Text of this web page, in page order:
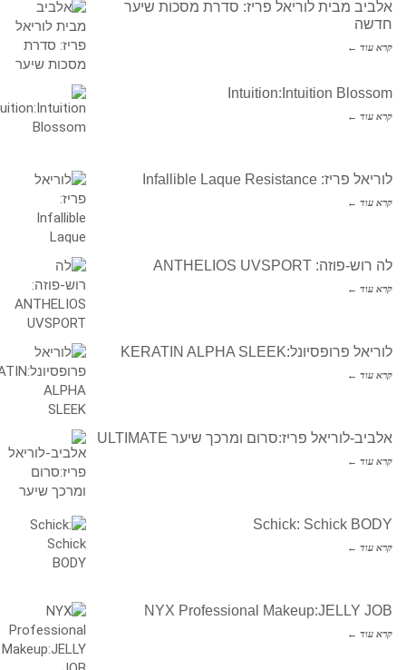
אלביב מבית לוריאל פריז: סדרת מסכות שיער
חדשה
קרא עוד ←
Intuition:Intuition Blossom
קרא עוד ←
לוריאל פריז: Infallible Laque Resistance
קרא עוד ←
לה רוש-פוזה: ANTHELIOS UVSPORT
קרא עוד ←
לוריאל פרופסיונל:KERATIN ALPHA SLEEK
קרא עוד ←
אלביב-לוריאל פריז:סרום ומרכך שיער ULTIMATE
קרא עוד ←
Schick: Schick BODY
קרא עוד ←
NYX Professional Makeup:JELLY JOB
קרא עוד ←